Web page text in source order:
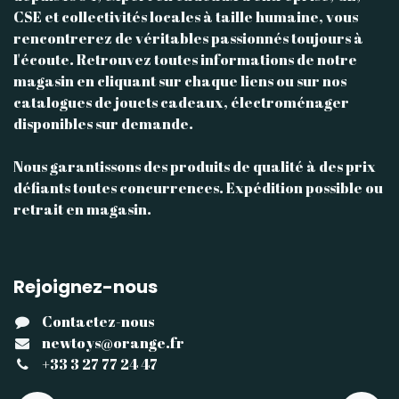
CSE et collectivités locales à taille humaine, vous
rencontrerez de véritables passionnés toujours à
l'écoute. Retrouvez toutes informations de notre
magasin en cliquant sur chaque liens ou sur nos
catalogues de jouets cadeaux, électroménager
disponibles sur demande.
Nous garantissons des produits de qualité à des prix
défiants toutes concurrences. Expédition possible ou
retrait en magasin.
Rejoignez-nous
Contactez-nous
newtoys@orange.fr
+33 3 27 77 24 47